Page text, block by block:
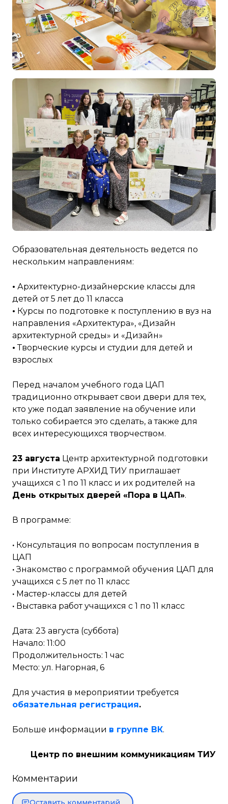
Образовательная деятельность ведется по
нескольким направлениям:
• Архитектурно-дизайнерские классы для
детей от 5 лет до 11 класса
• Курсы по подготовке к поступлению в вуз на
направления «Архитектура», «Дизайн
архитектурной среды» и «Дизайн»
• Творческие курсы и студии для детей и
взрослых
Перед началом учебного года ЦАП
традиционно открывает свои двери для тех,
кто уже подал заявление на обучение или
только собирается это сделать, а также для
всех интересующихся творчеством.
23 августа Центр архитектурной подготовки
при Институте АРХИД ТИУ приглашает
учащихся с 1 по 11 класс и их родителей на
День открытых дверей «Пора в ЦАП».
В программе:
· Консультация по вопросам поступления в
ЦАП
·Знакомство с программой обучения ЦАП для
учащихся с 5 лет по 11 класс
· Мастер-классы для детей
· Выставка работ учащихся с 1 по 11 класс
Дата: 23 августа (суббота)
Начало: 11:00
Продолжительность: 1 час
Место: ул. Нагорная, 6
Для участия в мероприятии требуется
обязательная регистрация.
Больше информации в группе ВК.
Центр по внешним коммуникациям ТИУ
Комментарии